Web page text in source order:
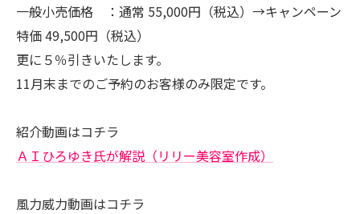
一般小売価格 ：通常 55,000円（税込）→キャンペーン
特価 49,500円（税込）
更に５％引きいたします。
11月末までのご予約のお客様のみ限定です。
紹介動画はコチラ
ＡＩひろゆき氏が解説（リリー美容室作成）
風力威力動画はコチラ